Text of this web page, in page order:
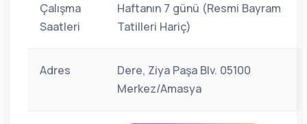
Çalışma
Saatleri
Haftanın 7 günü (Resmi Bayram
Tatilleri Hariç)
Adres
Dere, Ziya Paşa Blv. 05100
Merkez/Amasya